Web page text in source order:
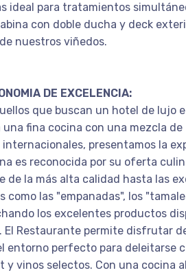
ideal para tratamientos
con doble ducha y deck
nuestros viñedos.
DE EXCELENCIA:
que buscan un hotel de lujo
fina cocina con una mezcla
internacionales, presentamos la
es reconocida por su oferta
de la más alta calidad hasta las
como las "empanadas", los
los excelentes productos
El Restaurante permite disfrutar
entorno perfecto para deleitarse
y vinos selectos. Con una cocina